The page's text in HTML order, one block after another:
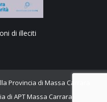
di illeciti
Provincia di Massa Carrara
di APT Massa Carrara